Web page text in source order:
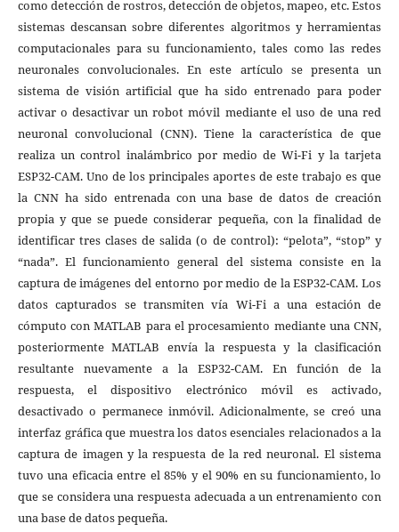
como detección de rostros, detección de objetos, mapeo, etc. Estos
sistemas descansan sobre diferentes algoritmos y herramientas
computacionales para su funcionamiento, tales como las redes
neuronales convolucionales. En este artículo se presenta un
sistema de visión artificial que ha sido entrenado para poder
activar o desactivar un robot móvil mediante el uso de una red
neuronal convolucional (CNN). Tiene la característica de que
realiza un control inalámbrico por medio de Wi-Fi y la tarjeta
ESP32-CAM. Uno de los principales aportes de este trabajo es que
la CNN ha sido entrenada con una base de datos de creación
propia y que se puede considerar pequeña, con la finalidad de
identificar tres clases de salida (o de control): “pelota”, “stop” y
“nada”. El funcionamiento general del sistema consiste en la
captura de imágenes del entorno por medio de la ESP32-CAM. Los
datos capturados se transmiten vía Wi-Fi a una estación de
cómputo con MATLAB para el procesamiento mediante una CNN,
posteriormente MATLAB envía la respuesta y la clasificación
resultante nuevamente a la ESP32-CAM. En función de la
respuesta, el dispositivo electrónico móvil es activado,
desactivado o permanece inmóvil. Adicionalmente, se creó una
interfaz gráfica que muestra los datos esenciales relacionados a la
captura de imagen y la respuesta de la red neuronal. El sistema
tuvo una eficacia entre el 85% y el 90% en su funcionamiento, lo
que se considera una respuesta adecuada a un entrenamiento con
una base de datos pequeña.